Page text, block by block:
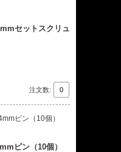
セットスクリュ
注文数:
ピン（10個）